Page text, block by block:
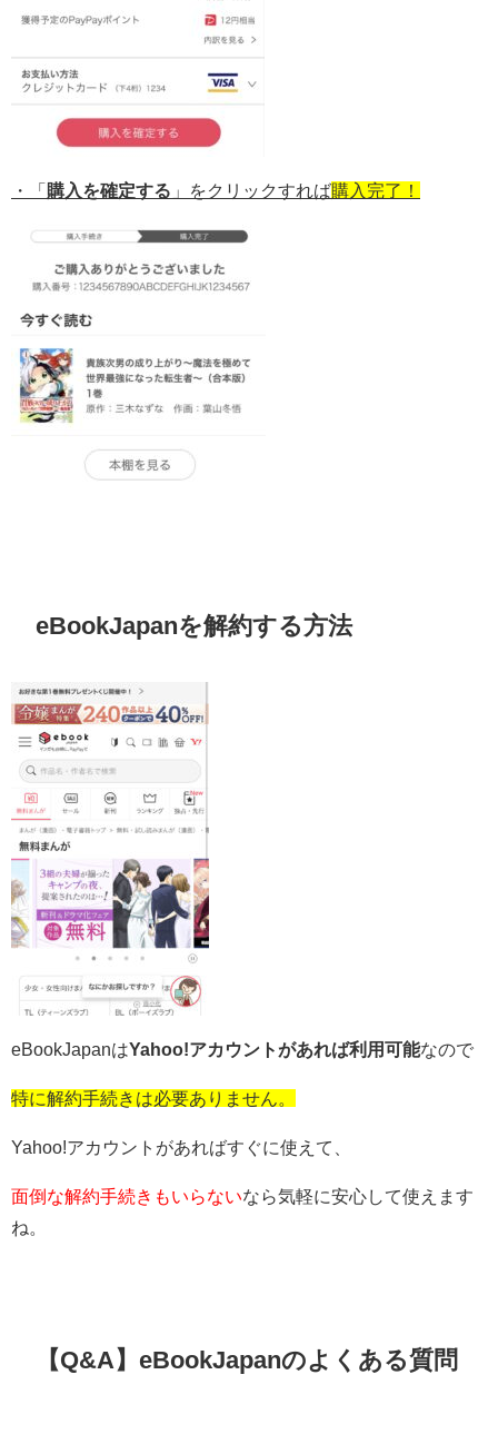
・「 購入を確定する 」をクリックすれば購入完了！
eBookJapanを解約する方法
eBookJapanはYahoo!アカウントがあれば利用可能なので
特に解約手続きは必要ありません。
Yahoo!アカウントがあればすぐに使えて、
面倒な解約手続きもいらないなら気軽に安心して使えます
ね。
【Q&A】eBookJapanのよくある質問